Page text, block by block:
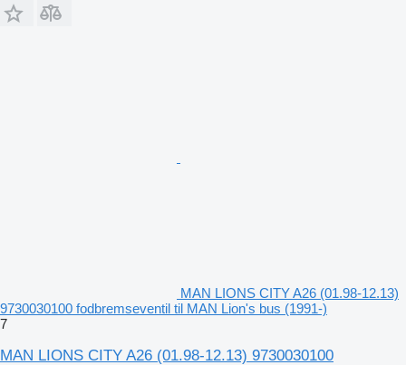
MAN LIONS CITY A26 (01.98-12.13)
9730030100 fodbremseventil til MAN Lion's bus (1991-)
7
MAN LIONS CITY A26 (01.98-12.13) 9730030100